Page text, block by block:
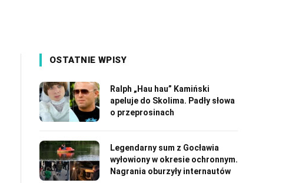
OSTATNIE WPISY
Ralph „Hau hau” Kamiński
apeluje do Skolima. Padły słowa
o przeprosinach
Legendarny sum z Gocławia
wyłowiony w okresie ochronnym.
Nagrania oburzyły internautów